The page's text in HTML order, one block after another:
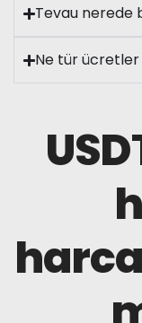
Tevau nerede
Ne tür